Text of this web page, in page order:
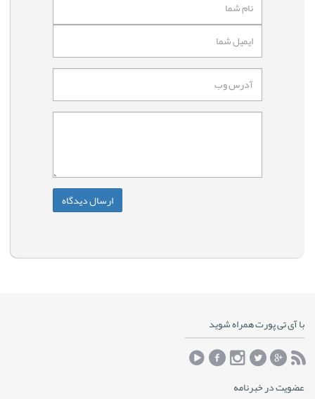
با آی تی پورت همراه شوید
عضویت در خبرنامه